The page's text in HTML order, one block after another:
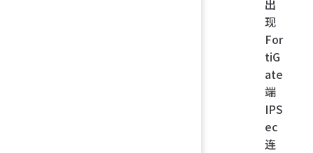
出
现
For
tiG
ate
端
IPS
ec
连